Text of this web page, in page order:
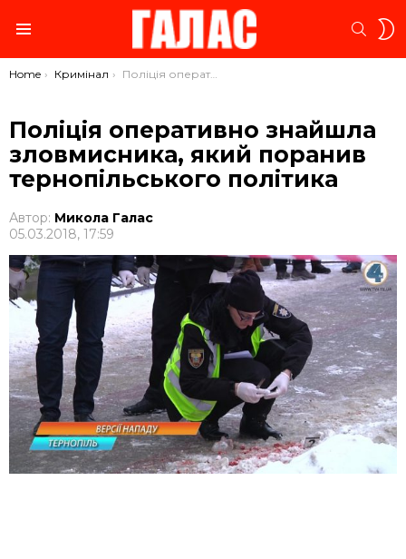
You are here:
Home Кримінал Поліція оперативно знайшла зловмисника, який поранив тернопільського політика
Поліція оперативно знайшла
зловмисника, який поранив
тернопільського політика
Автор: Микола Галас
05.03.2018, 17:59